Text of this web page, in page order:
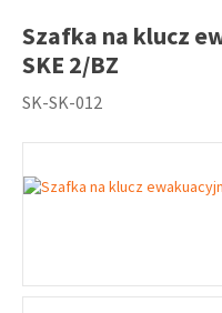
Szafka na klucz
SKE 2/BZ
SK-SK-012